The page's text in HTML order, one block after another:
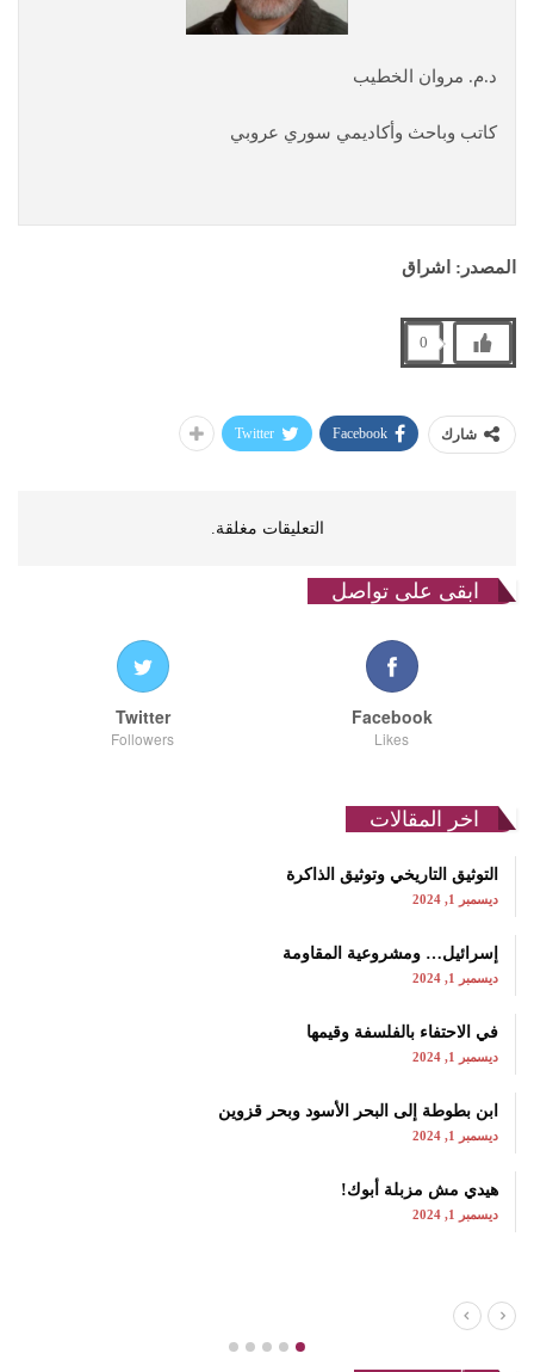
د.م. مروان الخطيب
كاتب وباحث وأكاديمي سوري عروبي
المصدر: اشراق
0
شارك Facebook
Twitter
التعليقات مغلقة.
ابقى على تواصل
Facebook
Likes
Twitter
Followers
اخر المقالات
التوثيق التاريخي وتوثيق الذاكرة
ديسمبر 1, 2024
إسرائيل… ومشروعية المقاومة
ديسمبر 1, 2024
في الاحتفاء بالفلسفة وقيمها
ديسمبر 1, 2024
ابن بطوطة إلى البحر الأسود وبحر قزوين
ديسمبر 1, 2024
هيدي مش مزبلة أبوك!
ديسمبر 1, 2024